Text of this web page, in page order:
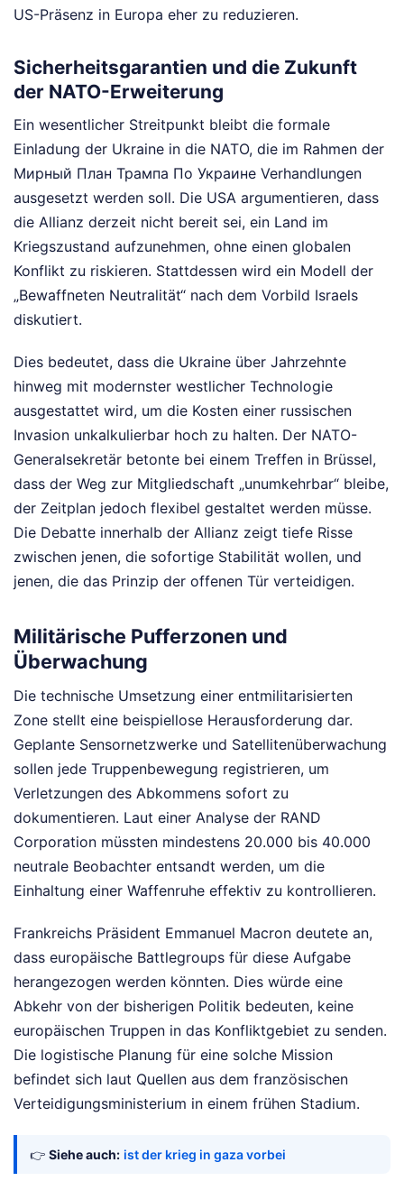
US-Präsenz in Europa eher zu reduzieren.
Sicherheitsgarantien und die Zukunft
der NATO-Erweiterung
Ein wesentlicher Streitpunkt bleibt die formale
Einladung der Ukraine in die NATO, die im Rahmen der
Мирный План Трампа По Украине Verhandlungen
ausgesetzt werden soll. Die USA argumentieren, dass
die Allianz derzeit nicht bereit sei, ein Land im
Kriegszustand aufzunehmen, ohne einen globalen
Konflikt zu riskieren. Stattdessen wird ein Modell der
„Bewaffneten Neutralität“ nach dem Vorbild Israels
diskutiert.
Dies bedeutet, dass die Ukraine über Jahrzehnte
hinweg mit modernster westlicher Technologie
ausgestattet wird, um die Kosten einer russischen
Invasion unkalkulierbar hoch zu halten. Der NATO-
Generalsekretär betonte bei einem Treffen in Brüssel,
dass der Weg zur Mitgliedschaft „unumkehrbar“ bleibe,
der Zeitplan jedoch flexibel gestaltet werden müsse.
Die Debatte innerhalb der Allianz zeigt tiefe Risse
zwischen jenen, die sofortige Stabilität wollen, und
jenen, die das Prinzip der offenen Tür verteidigen.
Militärische Pufferzonen und
Überwachung
Die technische Umsetzung einer entmilitarisierten
Zone stellt eine beispiellose Herausforderung dar.
Geplante Sensornetzwerke und Satellitenüberwachung
sollen jede Truppenbewegung registrieren, um
Verletzungen des Abkommens sofort zu
dokumentieren. Laut einer Analyse der RAND
Corporation müssten mindestens 20.000 bis 40.000
neutrale Beobachter entsandt werden, um die
Einhaltung einer Waffenruhe effektiv zu kontrollieren.
Frankreichs Präsident Emmanuel Macron deutete an,
dass europäische Battlegroups für diese Aufgabe
herangezogen werden könnten. Dies würde eine
Abkehr von der bisherigen Politik bedeuten, keine
europäischen Truppen in das Konfliktgebiet zu senden.
Die logistische Planung für eine solche Mission
befindet sich laut Quellen aus dem französischen
Verteidigungsministerium in einem frühen Stadium.
👉 Siehe auch: ist der krieg in gaza vorbei